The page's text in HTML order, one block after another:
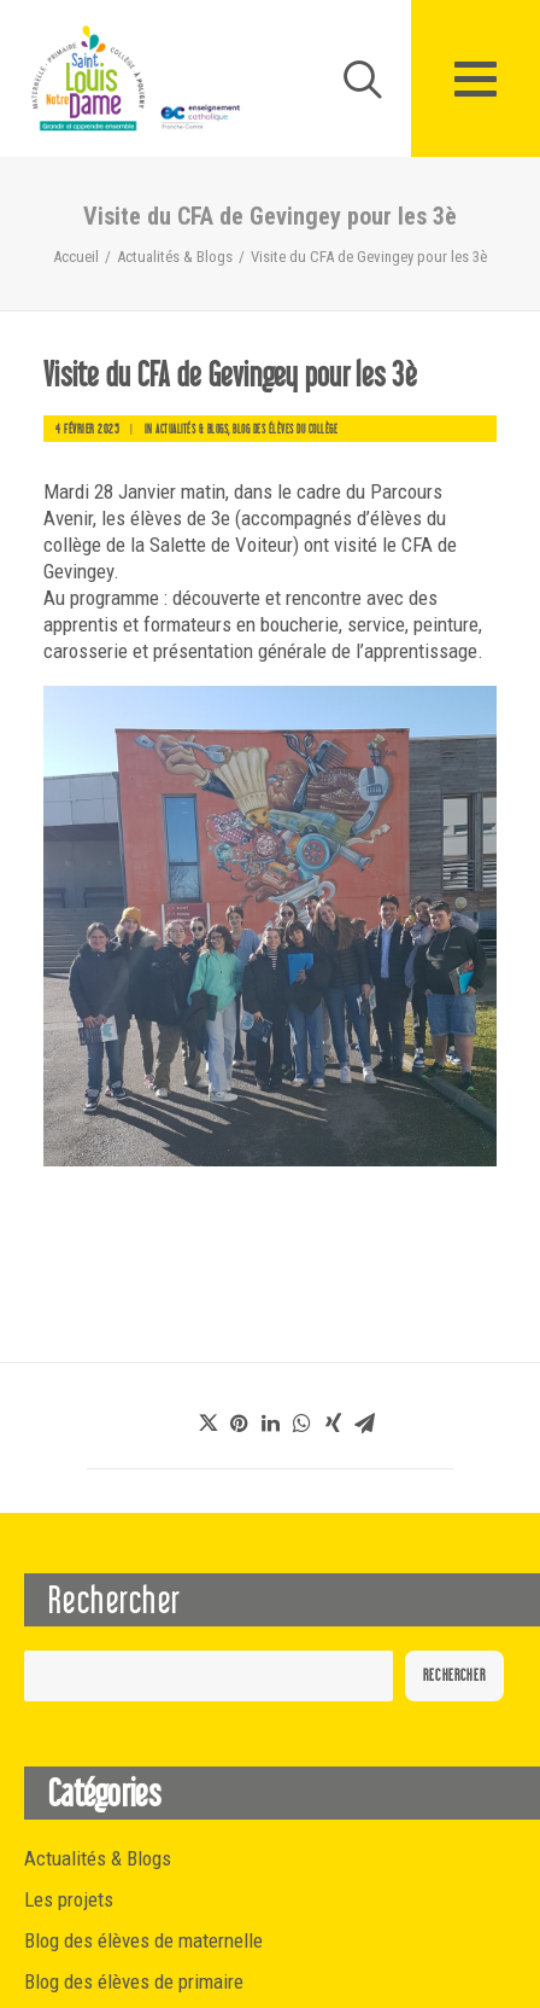
Visite du CFA de Gevingey pour les 3è
Accueil Actualités & Blogs Visite du CFA de Gevingey pour les 3è
Visite du CFA de Gevingey pour les 3è
4 FÉVRIER 2025 | IN ACTUALITÉS & BLOGS, BLOG DES ÉLÈVES DU COLLÈGE
Mardi 28 Janvier matin, dans le cadre du Parcours
Avenir, les élèves de 3e (accompagnés d’élèves du
collège de la Salette de Voiteur) ont visité le CFA de
Gevingey.
Au programme : découverte et rencontre avec des
apprentis et formateurs en boucherie, service, peinture,
carosserie et présentation générale de l’apprentissage.
Rechercher
RECHERCHER
Catégories
Actualités & Blogs
Les projets
Blog des élèves de maternelle
Blog des élèves de primaire